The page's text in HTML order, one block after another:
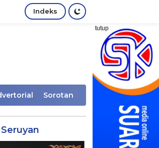
Indeks
tutup
Sorotan